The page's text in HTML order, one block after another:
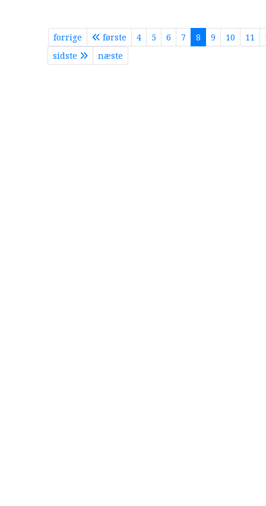
forrige første 4 5 6 7 8 9 10 11
sidste
næste